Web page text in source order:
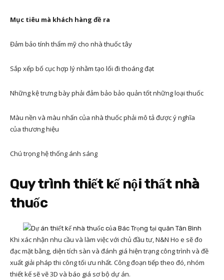
Mục tiêu mà khách hàng đề ra
Đảm bảo tính thẩm mỹ cho nhà thuốc tây
Sắp xếp bố cục hợp lý nhằm tạo lối đi thoáng đạt
Những kệ trưng bày phải đảm bảo bảo quản tốt những loại thuốc
Màu nền và màu nhấn của nhà thuốc phải mô tả được ý nghĩa
của thương hiệu
Chú trọng hệ thống ánh sáng
Quy trình thiết kế nội thất nhà
thuốc
Khi xác nhận nhu cầu và làm việc với chủ đầu tư, N&N Ho e sẽ đo
đạc mặt bằng, diện tích sàn và đánh giá hiện trạng công trình và đề
xuất giải pháp thi công tối ưu nhất. Công đoạn tiếp theo đó, nhóm
thiết kế sẽ vẽ 3D và báo giá sơ bộ dự án.